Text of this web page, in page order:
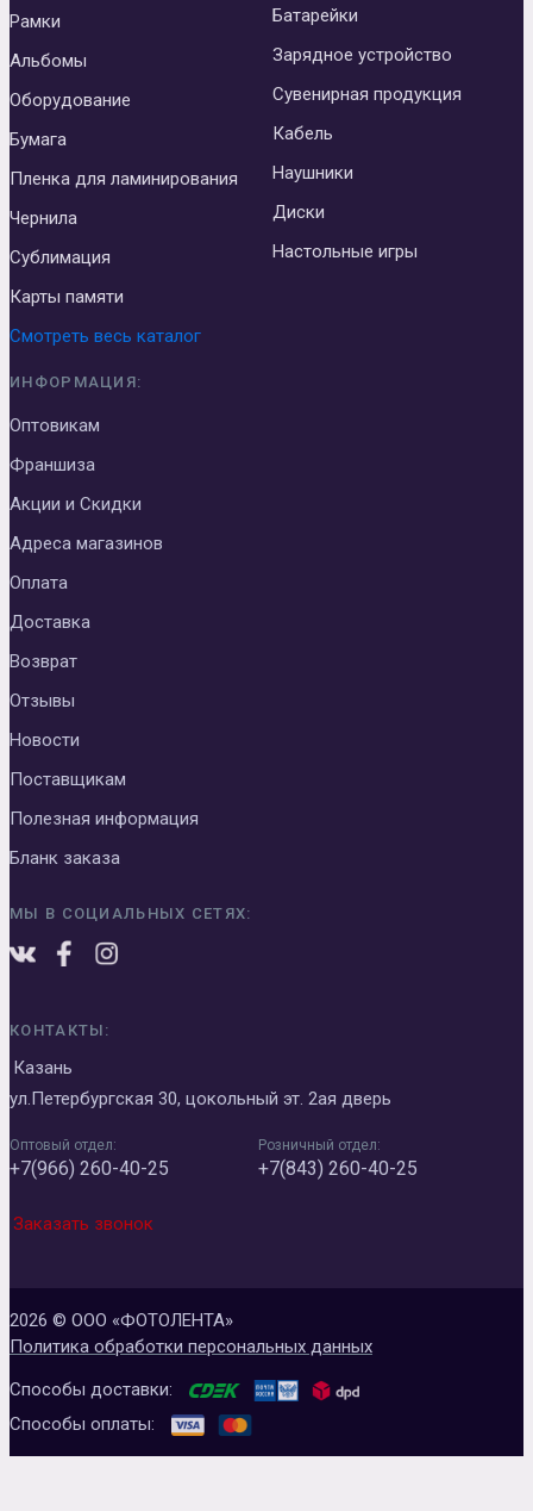
Рамки
Альбомы
Оборудование
Бумага
Пленка для ламинирования
Чернила
Сублимация
Карты памяти
Батарейки
Зарядное устройство
Сувенирная продукция
Кабель
Наушники
Диски
Настольные игры
Смотреть весь каталог
ИНФОРМАЦИЯ:
Оптовикам
Франшиза
Акции и Скидки
Адреса магазинов
Оплата
Доставка
Возврат
Отзывы
Новости
Поставщикам
Полезная информация
Бланк заказа
МЫ В СОЦИАЛЬНЫХ СЕТЯХ:
КОНТАКТЫ:
Казань
ул.Петербургская 30, цокольный эт. 2ая дверь
Оптовый отдел:
+7(966) 260-40-25
Розничный отдел:
+7(843) 260-40-25
Заказать звонок
2026 © ООО «ФОТОЛЕНТА»
Политика обработки персональных данных
Способы доставки:
Способы оплаты: